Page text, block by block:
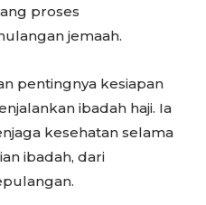
proses
jemaah.
pentingnya kesiapan
ibadah haji. Ia
kesehatan selama
ibadah, dari